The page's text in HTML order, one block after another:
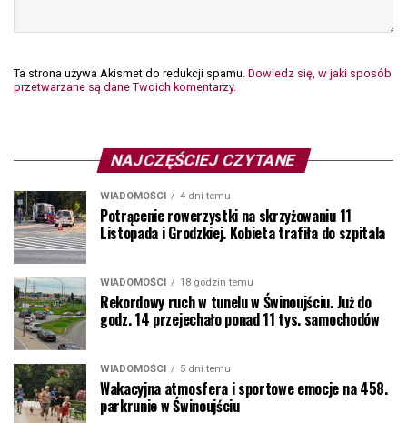
Ta strona używa Akismet do redukcji spamu. Dowiedz się, w jaki sposób
przetwarzane są dane Twoich komentarzy.
NAJCZĘŚCIEJ CZYTANE
WIADOMOŚCI 4 dni temu
Potrącenie rowerzystki na skrzyżowaniu 11
Listopada i Grodzkiej. Kobieta trafiła do szpitala
WIADOMOŚCI 18 godzin temu
Rekordowy ruch w tunelu w Świnoujściu. Już do
godz. 14 przejechało ponad 11 tys. samochodów
WIADOMOŚCI 5 dni temu
Wakacyjna atmosfera i sportowe emocje na 458.
parkrunie w Świnoujściu